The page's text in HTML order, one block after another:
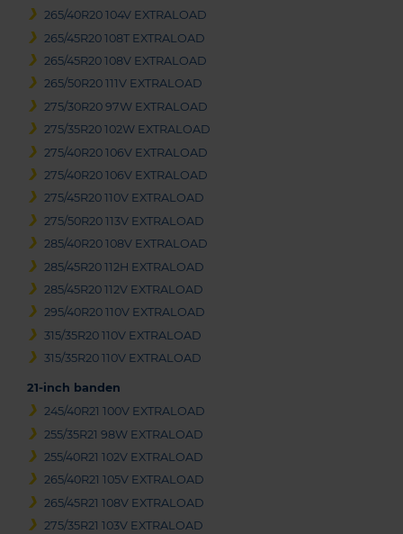
265/40R20 104V EXTRALOAD
265/45R20 108T EXTRALOAD
265/45R20 108V EXTRALOAD
265/50R20 111V EXTRALOAD
275/30R20 97W EXTRALOAD
275/35R20 102W EXTRALOAD
275/40R20 106V EXTRALOAD
275/40R20 106V EXTRALOAD
275/45R20 110V EXTRALOAD
275/50R20 113V EXTRALOAD
285/40R20 108V EXTRALOAD
285/45R20 112H EXTRALOAD
285/45R20 112V EXTRALOAD
295/40R20 110V EXTRALOAD
315/35R20 110V EXTRALOAD
315/35R20 110V EXTRALOAD
21-inch banden
245/40R21 100V EXTRALOAD
255/35R21 98W EXTRALOAD
255/40R21 102V EXTRALOAD
265/40R21 105V EXTRALOAD
265/45R21 108V EXTRALOAD
275/35R21 103V EXTRALOAD